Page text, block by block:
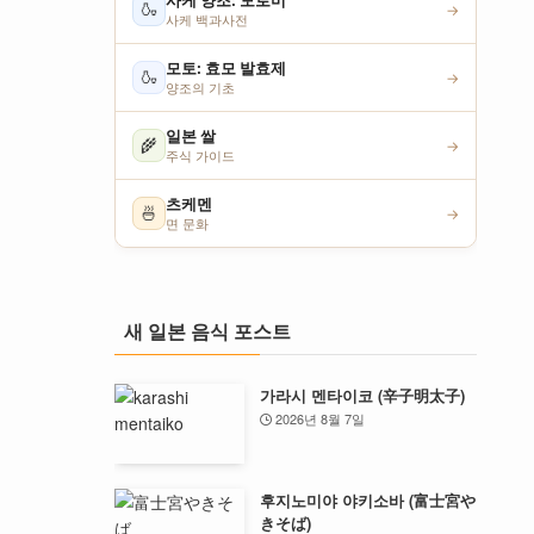
🍶
사케 백과사전
→
🍶 모토: 효모 발효제
양조의 기초
→
🌾 일본 쌀
주식 가이드
→
🍜 츠케멘
면 문화
→
새 일본 음식 포스트
가라시 멘타이코 (辛子明太子)
2026년 8월 7일
후지노미야 야키소바 (富士宮や
きそば)